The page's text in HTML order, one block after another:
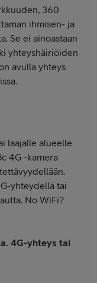
360
ihmisen- ja
Se ei ainoastaan
yhteyshäiriöiden
avulla yhteys
laajalle alueelle
4G -kamera
yhteydellä tai
No WiFi?
4G-yhteys tai